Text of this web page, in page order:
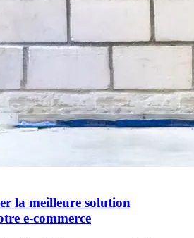
la meilleure solution
e-commerce